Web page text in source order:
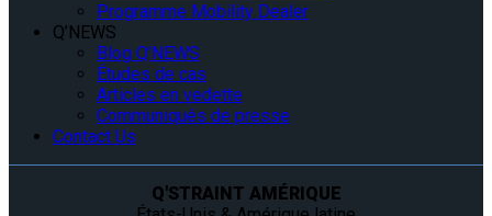
Programme Mobility Dealer
Q’NEWS
Blog Q’NEWS
Études de cas
Articles en vedette
Communiqués de presse
Contact Us
Q'STRAINT AMÉRIQUE